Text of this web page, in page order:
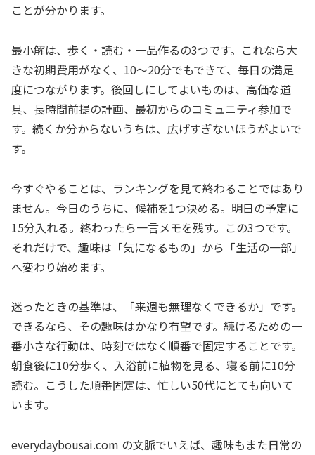
ことが分かります。
最小解は、歩く・読む・一品作るの3つです。これなら大
きな初期費用がなく、10〜20分でもできて、毎日の満足
度につながります。後回しにしてよいものは、高価な道
具、長時間前提の計画、最初からのコミュニティ参加で
す。続くか分からないうちは、広げすぎないほうがよいで
す。
今すぐやることは、ランキングを見て終わることではあり
ません。今日のうちに、候補を1つ決める。明日の予定に
15分入れる。終わったら一言メモを残す。この3つです。
それだけで、趣味は「気になるもの」から「生活の一部」
へ変わり始めます。
迷ったときの基準は、「来週も無理なくできるか」です。
できるなら、その趣味はかなり有望です。続けるための一
番小さな行動は、時刻ではなく順番で固定することです。
朝食後に10分歩く、入浴前に植物を見る、寝る前に10分
読む。こうした順番固定は、忙しい50代にとても向いて
います。
everydaybousai.com の文脈でいえば、趣味もまた日常の